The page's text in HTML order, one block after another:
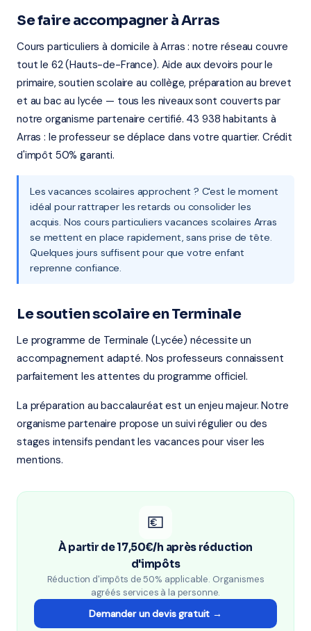
Se faire accompagner à Arras
Cours particuliers à domicile à Arras : notre réseau couvre
tout le 62 (Hauts-de-France). Aide aux devoirs pour le
primaire, soutien scolaire au collège, préparation au brevet
et au bac au lycée — tous les niveaux sont couverts par
notre organisme partenaire certifié. 43 938 habitants à
Arras : le professeur se déplace dans votre quartier. Crédit
d'impôt 50% garanti.
Les vacances scolaires approchent ? C'est le moment
idéal pour rattraper les retards ou consolider les
acquis. Nos cours particuliers vacances scolaires Arras
se mettent en place rapidement, sans prise de tête.
Quelques jours suffisent pour que votre enfant
reprenne confiance.
Le soutien scolaire en Terminale
Le programme de Terminale (Lycée) nécessite un
accompagnement adapté. Nos professeurs connaissent
parfaitement les attentes du programme officiel.
La préparation au baccalauréat est un enjeu majeur. Notre
organisme partenaire propose un suivi régulier ou des
stages intensifs pendant les vacances pour viser les
mentions.
💶
À partir de 17,50€/h après réduction
d'impôts
Réduction d'impôts de 50% applicable. Organismes
agréés services à la personne.
Demander un devis gratuit →